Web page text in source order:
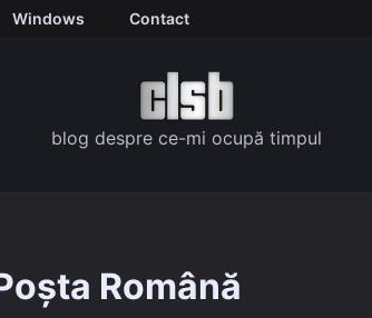
Windows Contact
blog despre ce-mi ocupă timpul
Română